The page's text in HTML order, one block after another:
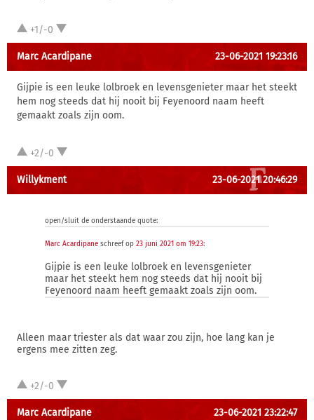
+1/-0
Marc Acardipane 23-06-2021 19:23:16
Gijpie is een leuke lolbroek en levensgenieter maar het steekt
hem nog steeds dat hij nooit bij Feyenoord naam heeft
gemaakt zoals zijn oom.
+2/-0
Willykment 23-06-2021 20:46:29
open/sluit de onderstaande quote:
Marc Acardipane schreef op 23 juni 2021 om 19:23:
Gijpie is een leuke lolbroek en levensgenieter
maar het steekt hem nog steeds dat hij nooit bij
Feyenoord naam heeft gemaakt zoals zijn oom.
Alleen maar triester als dat waar zou zijn, hoe lang kan je
ergens mee zitten zeg.
+2/-0
Marc Acardipane 23-06-2021 23:22:47